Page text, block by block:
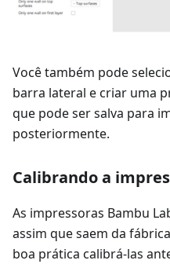
Você também pode
barra lateral e criar uma
que pode ser salva para
posteriormente.
Calibrando a
As impressoras Bambu
assim que saem da
boa prática calibrá-las